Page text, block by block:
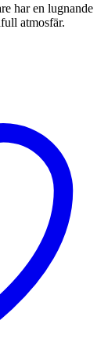
har en lugnande
atmosfär.